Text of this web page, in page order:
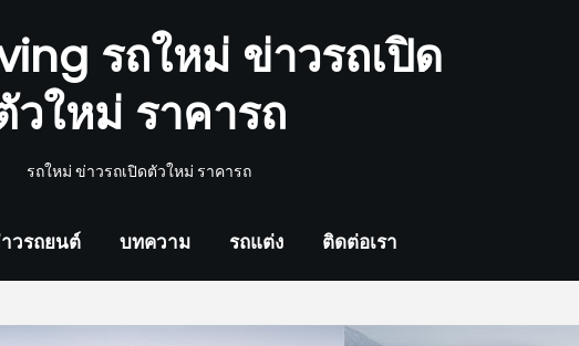
รถใหม่ ข่าวรถเปิด
วใหม่ ราคารถ
รถใหม่ ข่าวรถเปิดตัวใหม่ ราคารถ
วรถยนต์ บทความ รถแต่ง ติดต่อเรา